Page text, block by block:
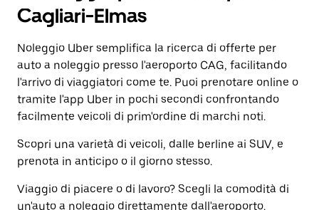
selezionare
una
Utilizza
il
pulsante
Esc
per
chiudere
il
calendario.
calendario
selezionare
una
data.
Utilizza
il
pulsante
Esc
chiudere
il
Cagliari-Elmas
Noleggio Uber semplifica la ricerca di offerte per
auto a noleggio presso l'aeroporto CAG, facilitando
l'arrivo di viaggiatori come te. Puoi prenotare online o
tramite l'app Uber in pochi secondi confrontando
facilmente veicoli di prim'ordine di marchi noti.
Scopri una varietà di veicoli, dalle berline ai SUV, e
prenota in anticipo o il giorno stesso.
Viaggio di piacere o di lavoro? Scegli la comodità di
un'auto a noleggio direttamente dall'aeroporto.